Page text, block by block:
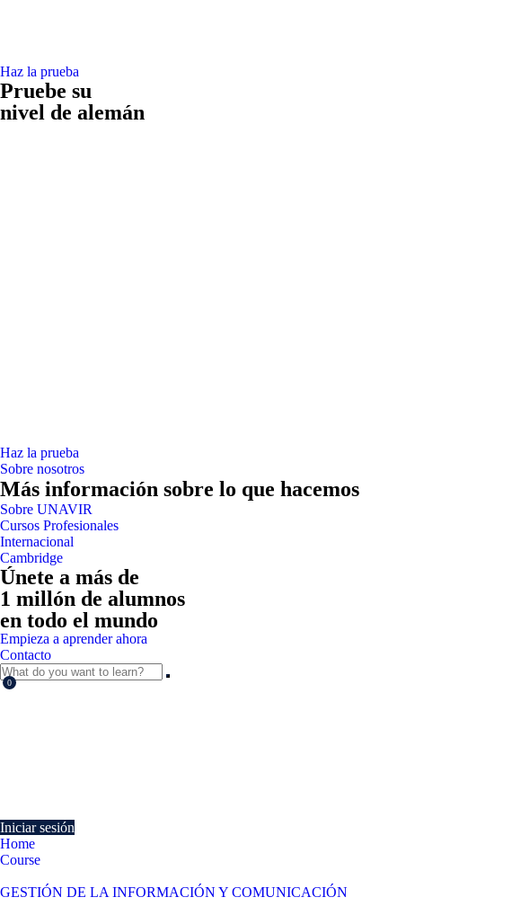
Haz la prueba
Pruebe su
nivel de alemán
Haz la prueba
Sobre nosotros
Más información sobre lo que hacemos
Sobre UNAVIR
Cursos Profesionales
Internacional
Cambridge
Únete a más de
1 millón de alumnos
en todo el mundo
Empieza a aprender ahora
Contacto
0
Iniciar sesión
Home
Course
GESTIÓN DE LA INFORMACIÓN Y COMUNICACIÓN